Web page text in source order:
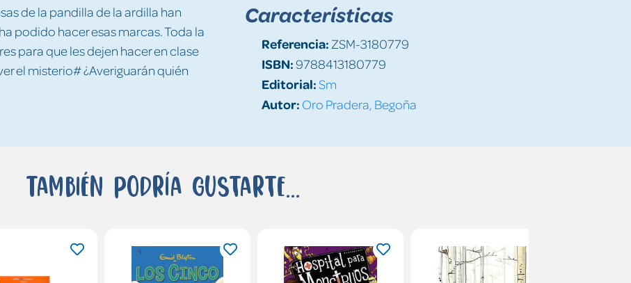
de la pandilla de la ardilla han
podido hacer esas marcas. Toda la
para que les dejen hacer en clase
el misterio# ¿Averiguarán quién
Características
Referencia: ZSM-3180779
ISBN:9788413180779
Editorial:Sm
Autor: Oro Pradera, Begoña
También podría gustarte...